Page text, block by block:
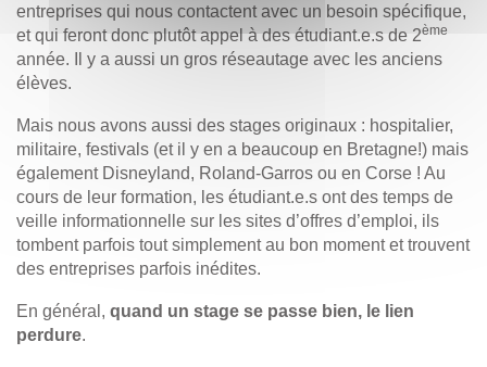
entreprises qui nous contactent avec un besoin spécifique,
et qui feront donc plutôt appel à des étudiant.e.s de 2ème
année. Il y a aussi un gros réseautage avec les anciens
élèves.
Mais nous avons aussi des stages originaux : hospitalier,
militaire, festivals (et il y en a beaucoup en Bretagne!) mais
également Disneyland, Roland-Garros ou en Corse ! Au
cours de leur formation, les étudiant.e.s ont des temps de
veille informationnelle sur les sites d’offres d’emploi, ils
tombent parfois tout simplement au bon moment et trouvent
des entreprises parfois inédites.
En général, quand un stage se passe bien, le lien
perdure.